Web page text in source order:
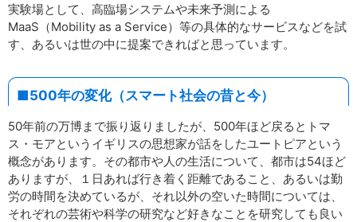
実験場として、高臨場システムや未来予測による
MaaS（Mobili­ty as a Service）等の具体的なサービスなどを試
す、あるいは世の中に提案できればと思っています。
■500年の変化（スマート社会の昔と今）
50年前の万博まで振り返りましたが、500年ほど戻るとトマ
ス・モアというイギリスの思想家が話をしたユートピアという
概念があります。その都市や人の生活について、都市は54ほど
ありますが、１日あれば行き着く距離であること、あるいは勤
労の時間を決めているが、それ以外の空いた時間については、
それぞれの芸術や科学の研究など好きなことを研究しても良い